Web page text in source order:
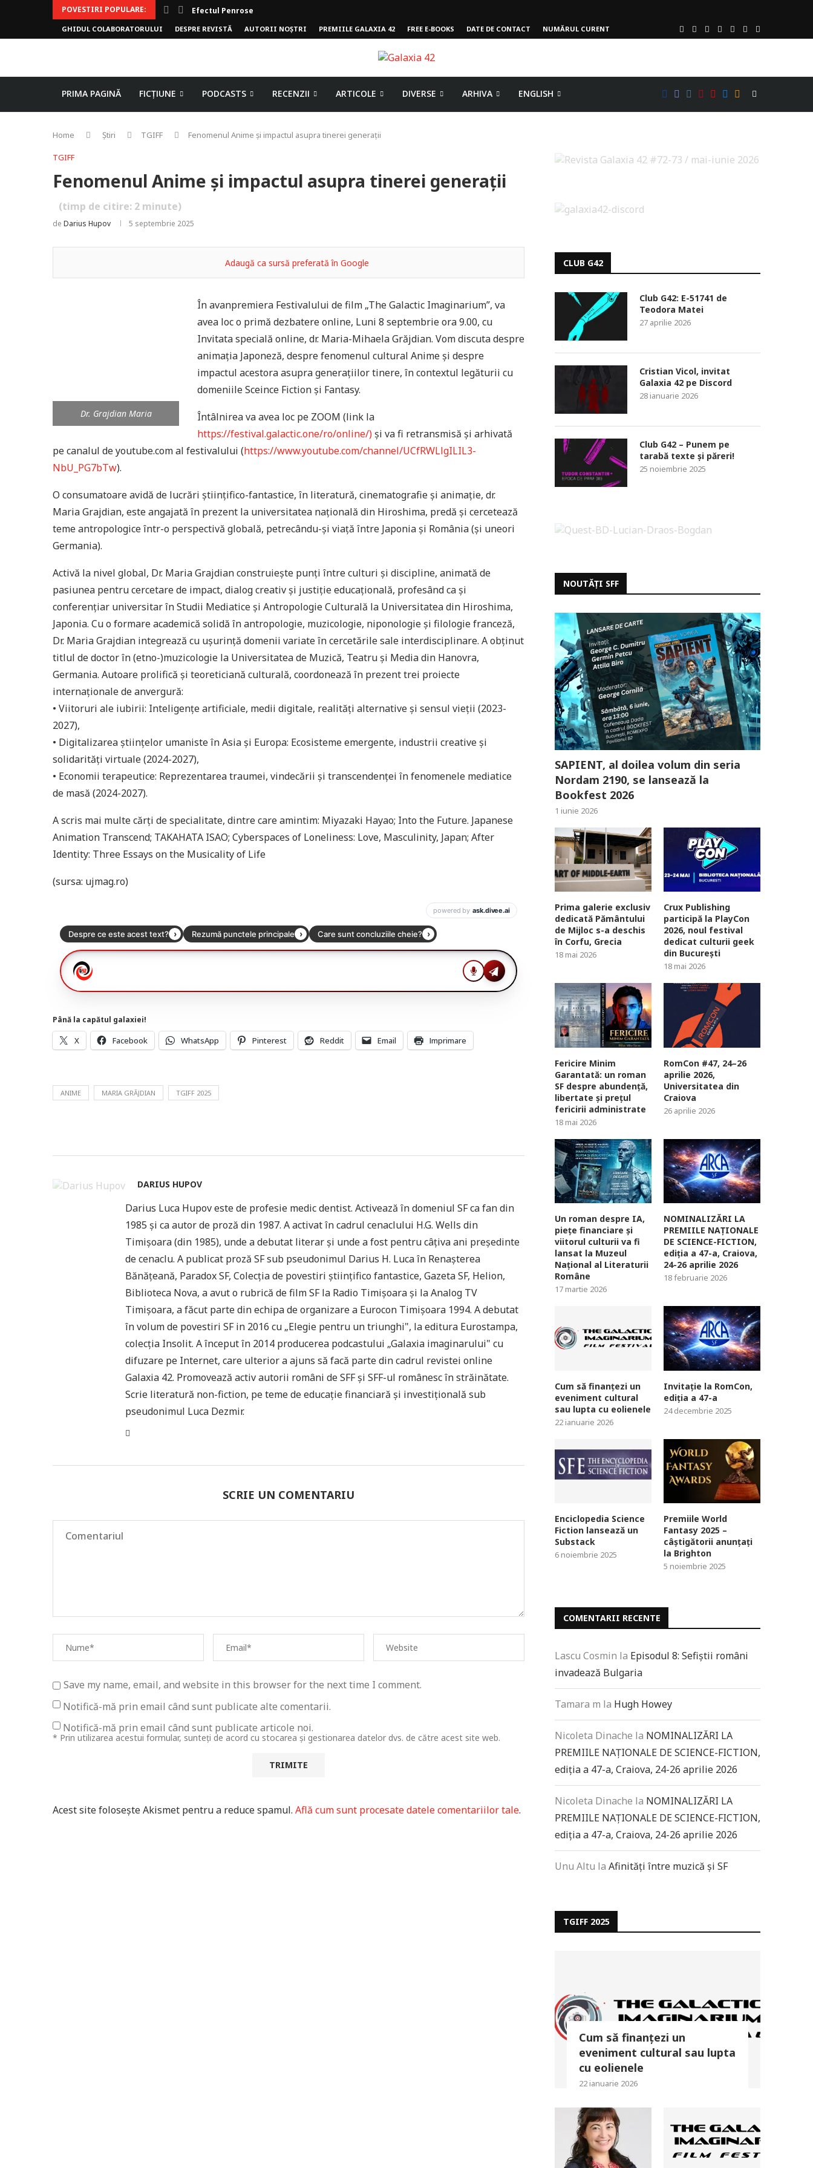
POVESTIRI POPULARE: Efectul Penrose
GHIDUL COLABORATORULUI DESPRE REVISTĂ AUTORII NOȘTRI PREMIILE GALAXIA 42 FREE E-BOOKS DATE DE CONTACT NUMĂRUL CURENT
PRIMA PAGINĂ FICȚIUNE PODCASTS RECENZII ARTICOLE DIVERSE ARHIVA ENGLISH
Home Știri TGIFF Fenomenul Anime și impactul asupra tinerei generații
TGIFF
Fenomenul Anime și impactul asupra tinerei generații
(timp de citire: 2 minute)
de Darius Hupov 5 septembrie 2025
Adaugă ca sursă preferată în Google
Dr. Grajdian Maria
În avanpremiera Festivalului de film „The Galactic Imaginarium”, va
avea loc o primă dezbatere online, Luni 8 septembrie ora 9.00, cu
Invitata specială online, dr. Maria-Mihaela Grăjdian. Vom discuta despre
animația Japoneză, despre fenomenul cultural Anime și despre
impactul acestora asupra generațiilor tinere, în contextul legăturii cu
domeniile Sceince Fiction și Fantasy.
Întâlnirea va avea loc pe ZOOM (link la
https://festival.galactic.one/ro/online/)și va fi retransmisă și arhivată
pe canalul de youtube.com al festivalului (https://www.youtube.com/channel/UCfRWLlgILIL3-
NbU_PG7bTw).
O consumatoare avidă de lucrări științifico-fantastice, în literatură, cinematografie și animație, dr.
Maria Grajdian, este angajată în prezent la universitatea națională din Hiroshima, predă și cercetează
teme antropologice într-o perspectivă globală, petrecându-și viață între Japonia și România (și uneori
Germania).
Activă la nivel global, Dr. Maria Grajdian construiește punți între culturi și discipline, animată de
pasiunea pentru cercetare de impact, dialog creativ și justiție educațională, profesând ca și
conferențiar universitar în Studii Mediatice și Antropologie Culturală la Universitatea din Hiroshima,
Japonia. Cu o formare academică solidă în antropologie, muzicologie, niponologie și filologie franceză,
Dr. Maria Grajdian integrează cu ușurință domenii variate în cercetările sale interdisciplinare. A obținut
titlul de doctor în (etno-)muzicologie la Universitatea de Muzică, Teatru și Media din Hanovra,
Germania. Autoare prolifică și teoreticiană culturală, coordonează în prezent trei proiecte
internaționale de anvergură:
• Viitoruri ale iubirii: Inteligențe artificiale, medii digitale, realități alternative și sensul vieții (2023-
2027),
• Digitalizarea științelor umaniste în Asia și Europa: Ecosisteme emergente, industrii creative și
solidarități virtuale (2024-2027),
• Economii terapeutice: Reprezentarea traumei, vindecării și transcendenței în fenomenele mediatice
de masă (2024-2027).
A scris mai multe cărți de specialitate, dintre care amintim: Miyazaki Hayao; Into the Future. Japanese
Animation Transcend; TAKAHATA ISAO; Cyberspaces of Loneliness: Love, Masculinity, Japan; After
Identity: Three Essays on the Musicality of Life
(sursa: ujmag.ro)
Până la capătul galaxiei!
X Facebook WhatsApp Pinterest Reddit Email Imprimare
ANIME MARIA GRĂJDIAN TGIFF 2025
DARIUS HUPOV
Darius Luca Hupov este de profesie medic dentist. Activează în domeniul SF ca fan din
1985 și ca autor de proză din 1987. A activat în cadrul cenaclului H.G. Wells din
Timișoara (din 1985), unde a debutat literar și unde a fost pentru câțiva ani președinte
de cenaclu. A publicat proză SF sub pseudonimul Darius H. Luca în Renașterea
Bănățeană, Paradox SF, Colecția de povestiri științifico fantastice, Gazeta SF, Helion,
Biblioteca Nova, a avut o rubrică de film SF la Radio Timișoara și la Analog TV
Timișoara, a făcut parte din echipa de organizare a Eurocon Timișoara 1994. A debutat
în volum de povestiri SF in 2016 cu „Elegie pentru un triunghi", la editura Eurostampa,
colecția Insolit. A început în 2014 producerea podcastului „Galaxia imaginarului" cu
difuzare pe Internet, care ulterior a ajuns să facă parte din cadrul revistei online
Galaxia 42. Promovează activ autorii români de SFF și SFF-ul românesc în străinătate.
Scrie literatură non-fiction, pe teme de educație financiară și investițională sub
pseudonimul Luca Dezmir.
SCRIE UN COMENTARIU
Save my name, email, and website in this browser for the next time I comment.
Notifică-mă prin email când sunt publicate alte comentarii.
Notifică-mă prin email când sunt publicate articole noi.
* Prin utilizarea acestui formular, sunteți de acord cu stocarea și gestionarea datelor dvs. de către acest site web.
Acest site folosește Akismet pentru a reduce spamul. Află cum sunt procesate datele comentariilor tale.
CLUB G42
Club G42: E-51741 de
Teodora Matei
27 aprilie 2026
Cristian Vicol, invitat
Galaxia 42 pe Discord
28 ianuarie 2026
Club G42 – Punem pe
tarabă texte și păreri!
25 noiembrie 2025
NOUTĂȚI SFF
SAPIENT, al doilea volum din seria
Nordam 2190, se lansează la
Bookfest 2026
1 iunie 2026
Prima galerie exclusiv
dedicată Pământului
de Mijloc s-a deschis
în Corfu, Grecia
18 mai 2026
Crux Publishing
participă la PlayCon
2026, noul festival
dedicat culturii geek
din București
18 mai 2026
Fericire Minim
Garantată: un roman
SF despre abundență,
libertate și prețul
fericirii administrate
18 mai 2026
RomCon #47, 24–26
aprilie 2026,
Universitatea din
Craiova
26 aprilie 2026
Un roman despre IA,
piețe financiare și
viitorul culturii va fi
lansat la Muzeul
Național al Literaturii
Române
17 martie 2026
NOMINALIZĂRI LA
PREMIILE NAȚIONALE
DE SCIENCE-FICTION,
ediția a 47-a, Craiova,
24-26 aprilie 2026
18 februarie 2026
Cum să finanțezi un
eveniment cultural
sau lupta cu eolienele
22 ianuarie 2026
Invitație la RomCon,
ediția a 47-a
24 decembrie 2025
Enciclopedia Science
Fiction lansează un
Substack
6 noiembrie 2025
Premiile World
Fantasy 2025 –
câștigătorii anunțați
la Brighton
5 noiembrie 2025
COMENTARII RECENTE
Lascu Cosmin la Episodul 8: Sefiștii români
invadează Bulgaria
Tamara m la Hugh Howey
Nicoleta Dinache la NOMINALIZĂRI LA
PREMIILE NAȚIONALE DE SCIENCE-FICTION,
ediția a 47-a, Craiova, 24-26 aprilie 2026
Nicoleta Dinache la NOMINALIZĂRI LA
PREMIILE NAȚIONALE DE SCIENCE-FICTION,
ediția a 47-a, Craiova, 24-26 aprilie 2026
Unu Altu la Afinități între muzică și SF
TGIFF 2025
Cum să finanțezi un
eveniment cultural sau lupta
cu eolienele
22 ianuarie 2026